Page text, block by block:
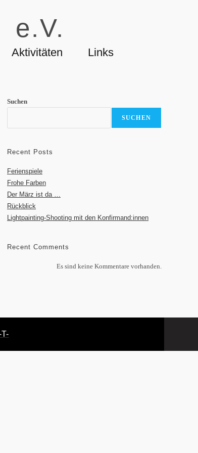
e.V.
Aktivitäten Links
Suchen
SUCHEN
Recent Posts
Ferienspiele
Frohe Farben
Der März ist da …
Rückblick
Lightpainting-Shooting mit den Konfirmand:innen
Recent Comments
Es sind keine Kommentare vorhanden.
T-